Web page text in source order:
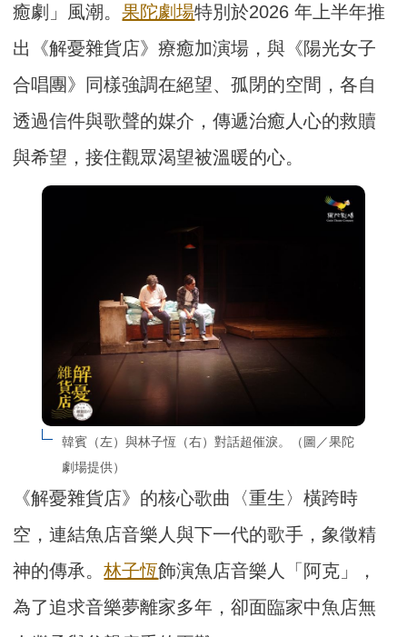
癒劇」風潮。果陀劇場特別於2026 年上半年推
出《解憂雜貨店》療癒加演場，與《陽光女子
合唱團》同樣強調在絕望、孤閉的空間，各自
透過信件與歌聲的媒介，傳遞治癒人心的救贖
與希望，接住觀眾渴望被溫暖的心。
韓賓（左）與林子恆（右）對話超催淚。（圖／果陀
劇場提供）
《解憂雜貨店》的核心歌曲〈重生〉橫跨時
空，連結魚店音樂人與下一代的歌手，象徵精
神的傳承。林子恆飾演魚店音樂人「阿克」，
為了追求音樂夢離家多年，卻面臨家中魚店無